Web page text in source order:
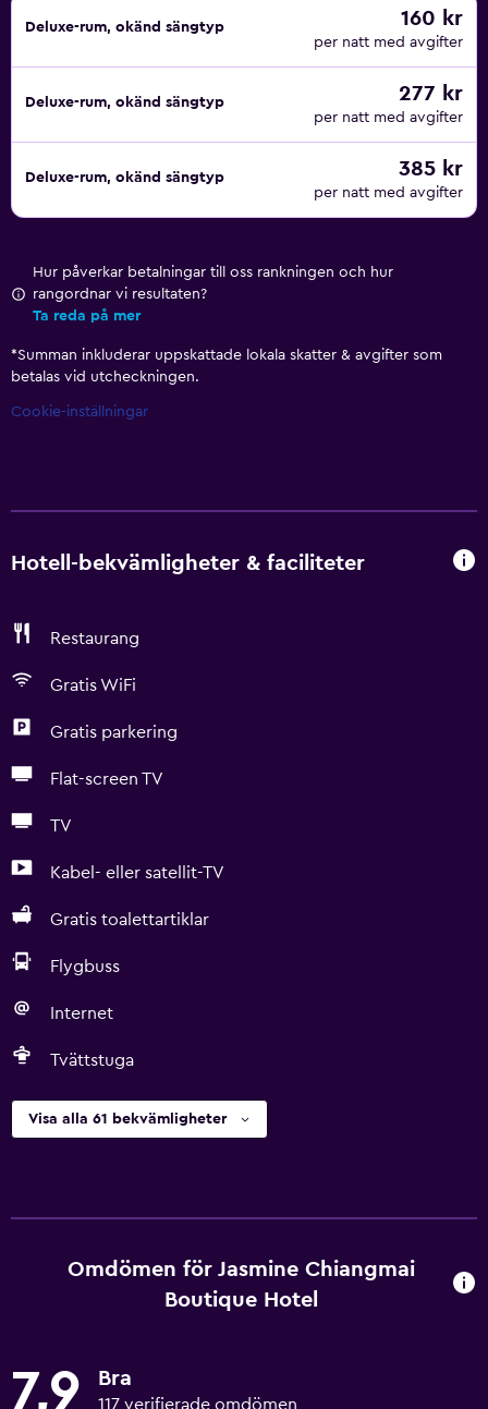
Deluxe-rum, okänd sängtyp 160 kr
per natt med avgifter
Deluxe-rum, okänd sängtyp 277 kr
per natt med avgifter
Deluxe-rum, okänd sängtyp 385 kr
per natt med avgifter
Hur påverkar betalningar till oss rankningen och hur
rangordnar vi resultaten?
Ta reda på mer
*Summan inkluderar uppskattade lokala skatter & avgifter som
betalas vid utcheckningen.
Cookie-inställningar
Hotell-bekvämligheter & faciliteter
Restaurang
Gratis WiFi
Gratis parkering
Flat-screen TV
TV
Kabel- eller satellit-TV
Gratis toalettartiklar
Flygbuss
Internet
Tvättstuga
Visa alla 61 bekvämligheter
Omdömen för Jasmine Chiangmai
Boutique Hotel
7,9 Bra
117 verifierade omdömen